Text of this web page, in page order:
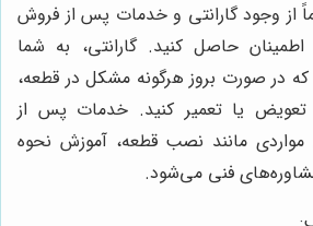
از وجود گارانتی و خدمات پس از فروش
حاصل کنید. گارانتی، به شما
در صورت بروز هرگونه مشکل در قطعه،
تعویض یا تعمیر کنید. خدمات پس از
مانند نصب قطعه، آموزش نحوه
مشاوره‌های فنی می‌شود.